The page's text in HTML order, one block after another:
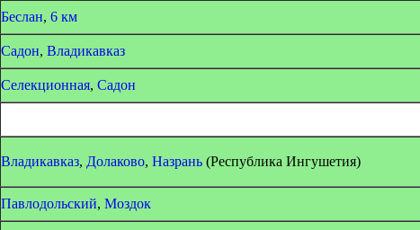
Беслан, 6 км
Садон, Владикавказ
Селекционная, Садон
Владикавказ, Долаково, Назрань (Республика Ингушетия)
Павлодольский, Моздок